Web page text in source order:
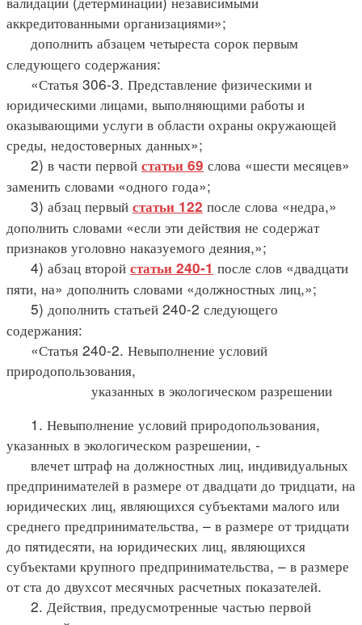
аккредитованными организациями»;
дополнить абзацем четыреста сорок первым
следующего содержания:
«Статья 306-3. Представление физическими и
юридическими лицами, выполняющими работы и
оказывающими услуги в области охраны окружающей
среды, недостоверных данных»;
2) в части первой статьи 69 слова «шести месяцев»
заменить словами «одного года»;
3) абзац первый статьи 122 после слова «недра,»
дополнить словами «если эти действия не содержат
признаков уголовно наказуемого деяния,»;
4) абзац второй статьи 240-1 после слов «двадцати
пяти, на» дополнить словами «должностных лиц,»;
5) дополнить статьей 240-2 следующего
содержания:
«Статья 240-2. Невыполнение условий
природопользования,
указанных в экологическом разрешении
1. Невыполнение условий природопользования,
указанных в экологическом разрешении, -
влечет штраф на должностных лиц, индивидуальных
предпринимателей в размере от двадцати до тридцати, на
юридических лиц, являющихся субъектами малого или
среднего предпринимательства, – в размере от тридцати
до пятидесяти, на юридических лиц, являющихся
субъектами крупного предпринимательства, – в размере
от ста до двухсот месячных расчетных показателей.
2. Действия, предусмотренные частью первой